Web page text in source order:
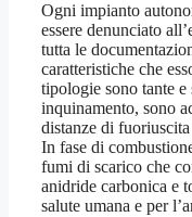
Ogni impianto
essere denunciato
tutta le
caratteristiche che
tipologie sono tante e
inquinamento, sono
distanze di
In fase di
fumi di scarico che
anidride carbonica e
salute umana e per